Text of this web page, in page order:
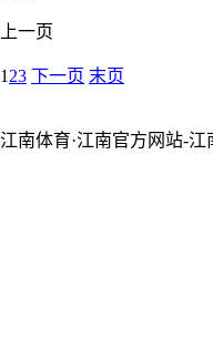
上一页
1 23 下一页 末页
江南体育·江南官方网站-江